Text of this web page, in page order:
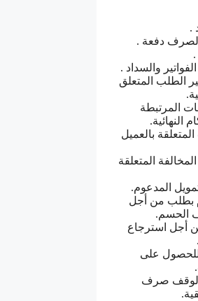
.
لصرف دفعة .
والسداد .
الطلب المتعلق
المرتبطة
النهائية.
المتعلقة بالعميل
المتعلقة
المدعوم.
بطلب من أجل
الحسم.
أجل استرجاع
على
لوقف صرف